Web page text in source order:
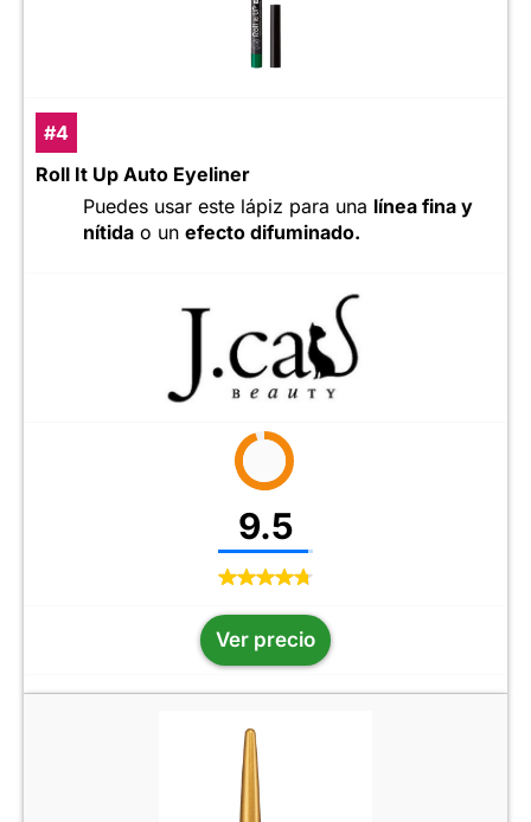
#4
Roll It Up Auto Eyeliner
Puedes usar este lápiz para una línea fina y
nítida o un efecto difuminado.
9.5
Ver precio